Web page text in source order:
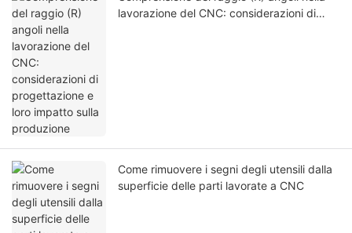
lavorazione del CNC: considerazioni di
Come rimuovere i segni degli utensili dalla
superficie delle parti lavorate a CNC